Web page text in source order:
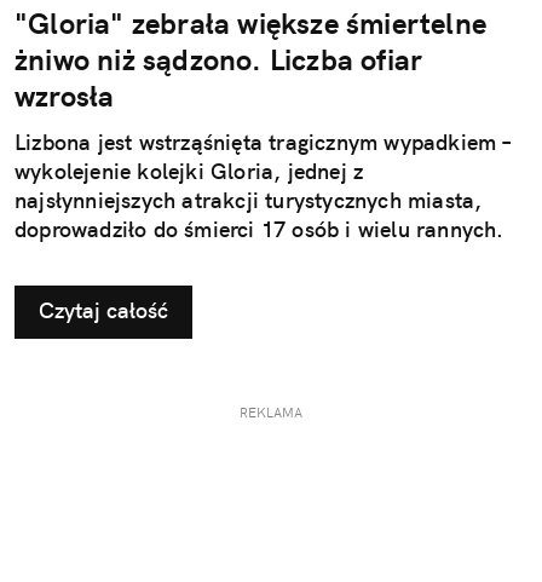
"Gloria" zebrała większe śmiertelne
żniwo niż sądzono. Liczba ofiar
wzrosła
Lizbona jest wstrząśnięta tragicznym wypadkiem –
wykolejenie kolejki Gloria, jednej z
najsłynniejszych atrakcji turystycznych miasta,
doprowadziło do śmierci 17 osób i wielu rannych.
Czytaj całość
REKLAMA